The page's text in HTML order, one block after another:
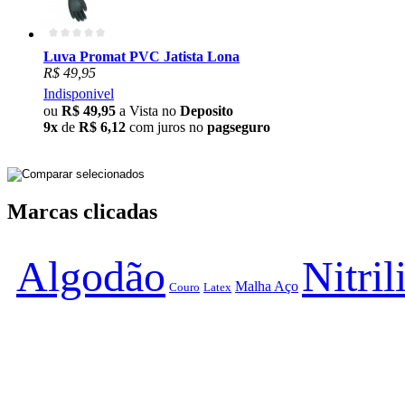
Luva Promat PVC Jatista Lona
R$ 49,95
Indisponivel
ou R$ 49,95 a Vista no Deposito
9x de R$ 6,12 com juros no pagseguro
Marcas clicadas
Algodão Couro Latex Malha Aço